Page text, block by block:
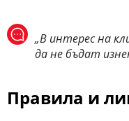
„В интерес на
да не бъдат
Правила и